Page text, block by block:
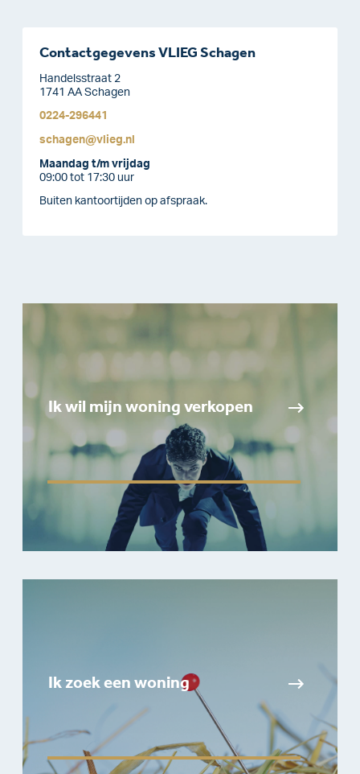
Contactgegevens VLIEG Schagen
Handelsstraat 2
1741 AA Schagen
0224-296441
schagen@vlieg.nl
Maandag t/m vrijdag
09:00 tot 17:30 uur
Buiten kantoortijden op afspraak.
Ik wil mijn woning verkopen
Ik zoek een woning